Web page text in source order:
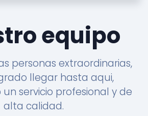
equipo
personas extraordinarias,
llegar hasta aqui,
servicio profesional y de
alta calidad.